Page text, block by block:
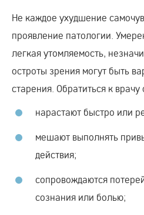
Не каждое ухудшение
проявление патологии.
легкая утомляемость,
остроты зрения могут быть
старения. Обратиться к
нарастают быстро или
мешают выполнять
действия;
сопровождаются
сознания или болью;